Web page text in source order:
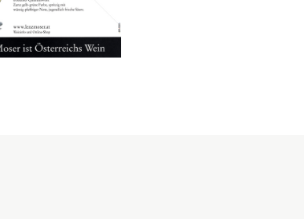
2003
Bild-ID: 18694